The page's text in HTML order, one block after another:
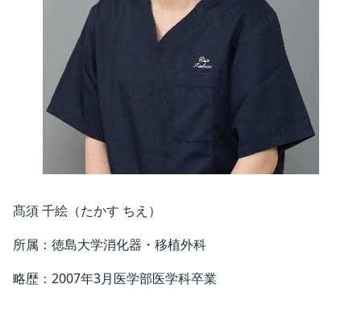
髙須 千絵（たかす ちえ）
所属：徳島大学消化器・移植外科
略歴：2007年3月医学部医学科卒業